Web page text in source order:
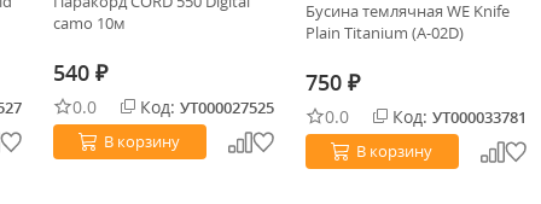
camo 10м
540 ₽
0.0 Код: УТ000027525
В корзину
Бусина темлячная WE Knife
Plain Titanium (A-02D)
750 ₽
0.0 Код: УТ000033781
В корзину